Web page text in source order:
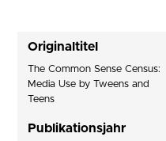
Originaltitel
The Common Sense Census:
Media Use by Tweens and
Teens
Publikationsjahr